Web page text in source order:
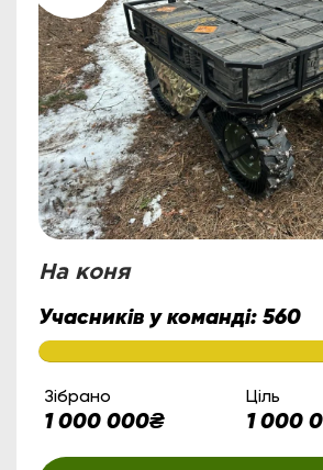
На коня
Учасників у команді: 560
Зібрано
1 000 000₴
Ціль
1 000